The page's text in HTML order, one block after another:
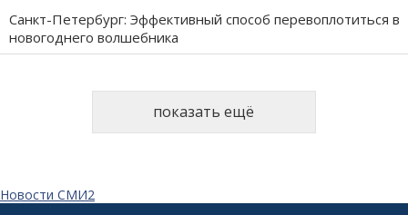
Санкт-Петербург: Эффективный способ перевоплотиться в
новогоднего волшебника
показать ещё
Новости СМИ2